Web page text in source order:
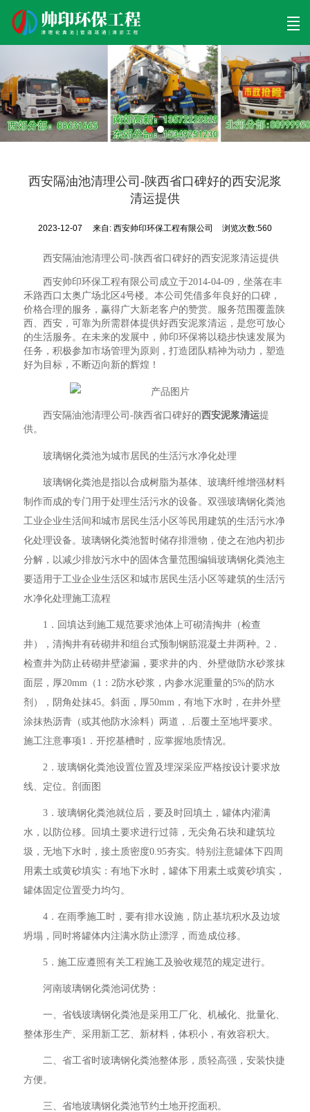
污泥工程 清淤检测 关于帅印 工程案例 联系我们
西安隔油池清理公司-陕西省口碑好的西安泥浆
清运提供
2023-12-07 来自:西安帅印环保工程有限公司 浏览次数:560
西安隔油池清理公司-陕西省口碑好的西安泥浆清运提供
西安帅印环保工程有限公司成立于2014-04-09，坐落在丰
禾路西口太奥广场北区4号楼。本公司凭借多年良好的口碑，
价格合理的服务，赢得广大新老客户的赞赏。服务范围覆盖陕
西、西安，可靠为所需群体提供好西安泥浆清运，是您可放心
的生活服务。在未来的发展中，帅印环保将以稳步快速发展为
任务，积极参加市场管理为原则，打造团队精神为动力，塑造
好为目标，不断迈向新的辉煌！
西安隔油池清理公司-陕西省口碑好的西安泥浆清运提
供。
玻璃钢化粪池为城市居民的生活污水净化处理
玻璃钢化粪池是指以合成树脂为基体、玻璃纤维增强材料
制作而成的专门用于处理生活污水的设备。双强玻璃钢化粪池
工业企业生活间和城市居民生活小区等民用建筑的生活污水净
化处理设备。玻璃钢化粪池暂时储存排泄物，使之在池内初步
分解，以减少排放污水中的固体含量范围编辑玻璃钢化粪池主
要适用于工业企业生活区和城市居民生活小区等建筑的生活污
水净化处理施工流程
1．回填达到施工规范要求池体上可砌清掏井（检查
井），清掏井有砖砌井和组台式预制钢筋混凝土井两种。2．
检查井为防止砖砌井壁渗漏，要求井的内、外壁做防水砂浆抹
面层，厚20mm（1：2防水砂浆，内参水泥重量的5%的防水
剂），阴角处抹45。斜面，厚50mm，有地下水时，在井外壁
涂抹热沥青（或其他防水涂料）两道，.后覆土至地坪要求。
施工注意事项1．开挖基槽时，应掌握地质情况。
2．玻璃钢化粪池设置位置及埋深采应严格按设计要求放
线、定位。剖面图
3．玻璃钢化粪池就位后，要及时回填土，罐体内灌满
水，以防位移。回填土要求进行过筛，无尖角石块和建筑垃
圾，无地下水时，接土质密度0.95夯实。特别注意罐体下四周
用素土或黄砂填实：有地下水时，罐体下用素土或黄砂填实，
罐体固定位置受力均匀。
4．在雨季施工时，要有排水设施，防止基坑积水及边坡
坍塌，同时将罐体内注满水防止漂浮，而造成位移。
5．施工应遵照有关工程施工及验收规范的规定进行。
河南玻璃钢化粪池词优势：
一、省钱玻璃钢化粪池是采用工厂化、机械化、批量化、
整体形生产、采用新工艺、新材料，体积小，有效容积大。
二、省工省时玻璃钢化粪池整体形，质轻高强，安装快捷
方便。
三、省地玻璃钢化粪池节约土地开挖面积。